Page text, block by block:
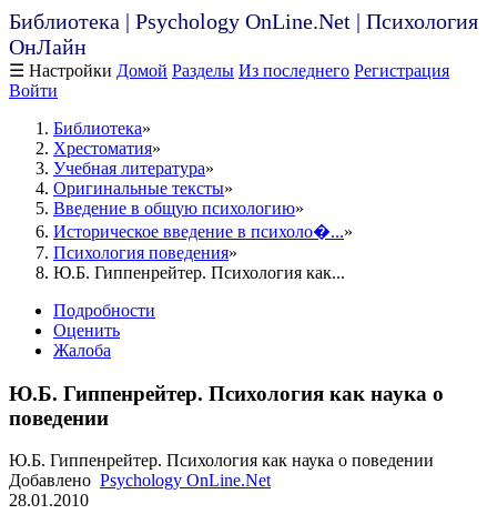
Библиотека | Psychology OnLine.Net | Психология
ОнЛайн
☰ Настройки Домой Разделы Из последнего Регистрация
Войти
Библиотека
Хрестоматия
Учебная литература
Оригинальные тексты
Введение в общую психологию
Историческое введение в психоло�...
Психология поведения
Ю.Б. Гиппенрейтер. Психология как...
Подробности
Оценить
Жалоба
Ю.Б. Гиппенрейтер. Психология как наука о
поведении
Ю.Б. Гиппенрейтер. Психология как наука о поведении
Добавлено Psychology OnLine.Net
28.01.2010